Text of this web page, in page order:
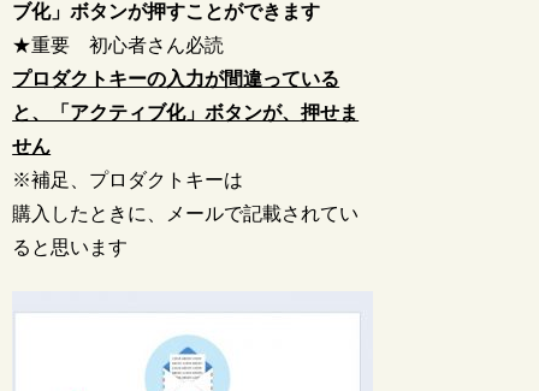
ブ化」ボタンが押すことができます
★重要 初心者さん必読
プロダクトキーの入力が間違っている
と、「アクティブ化」ボタンが、押せま
せん
※補足、プロダクトキーは
購入したときに、メールで記載されてい
ると思います